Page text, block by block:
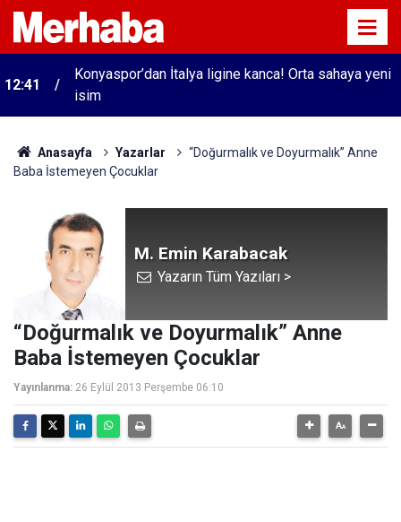
12:41
Konyaspor’dan İtalya ligine kanca! Orta sahaya yeni
isim
Anasayfa Yazarlar
“Doğurmalık ve Doyurmalık” Anne
Baba İstemeyen Çocuklar
M. Emin Karabacak
Yazarın Tüm Yazıları >
“Doğurmalık ve Doyurmalık” Anne
Baba İstemeyen Çocuklar
Yayınlanma: 26 Eylül 2013 Perşembe 06:10